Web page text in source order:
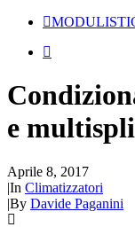
e
Aprile 8, 2017
|In Climatizzatori
|By Davide Paganini